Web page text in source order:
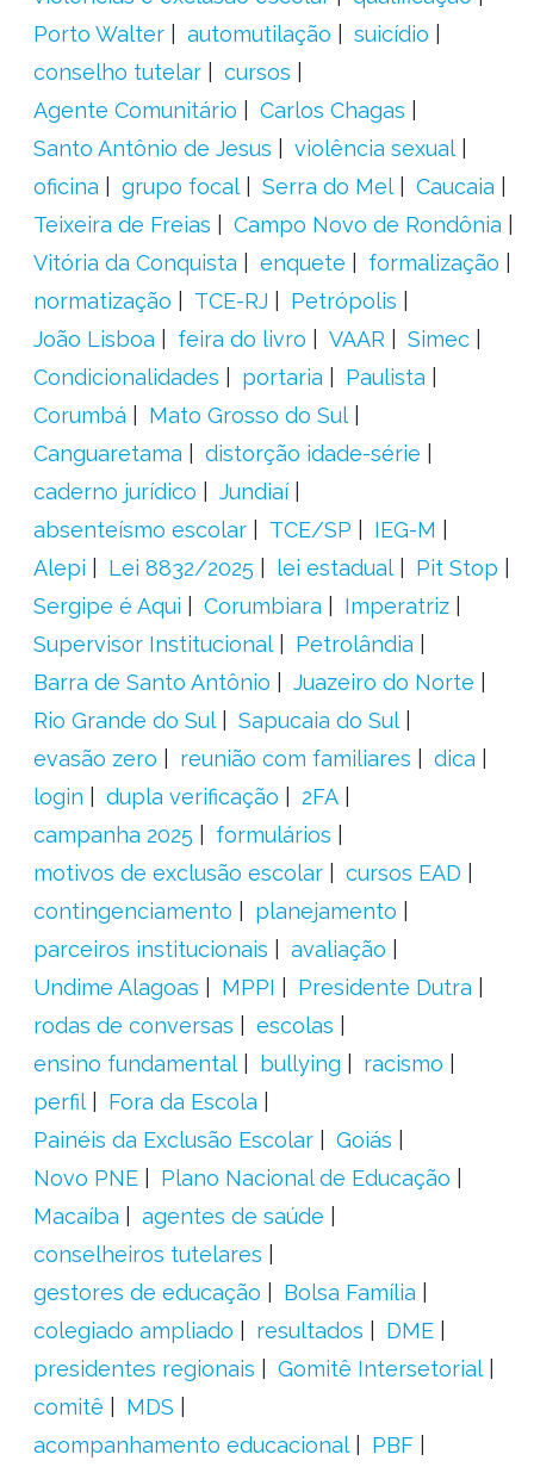
Porto Walter
automutilação
suicídio
conselho tutelar
cursos
Agente Comunitário
Carlos Chagas
Santo Antônio de Jesus
violência sexual
oficina
grupo focal Serra do Mel
Caucaia
Teixeira de Freias
Campo Novo de Rondônia
Vitória da Conquista
enquete
formalização
normatização
TCE-RJ
Petrópolis
João Lisboa
feira do livro VAAR
Simec
Condicionalidades
portaria
Paulista
Corumbá
Mato Grosso do Sul
Canguaretama
distorção idade-série
caderno jurídico
Jundiaí
absenteísmo escolar
TCE/SP
IEG-M
Alepi
Lei 8832/2025 lei estadual
Pit Stop
Sergipe é Aqui
Corumbiara
Imperatriz
Supervisor Institucional
Petrolândia
Barra de Santo Antônio
Juazeiro do Norte
Rio Grande do Sul
Sapucaia do Sul
evasão zero
reunião com familiares
dica
login
dupla verificação
2FA
campanha 2025
formulários
motivos de exclusão escolar
cursos EAD
contingenciamento
planejamento
parceiros institucionais
avaliação
Undime Alagoas
MPPI
Presidente Dutra
rodas de conversas
escolas
ensino fundamental
bullying
racismo
perfil
Fora da Escola
Painéis da Exclusão Escolar
Goiás
Novo PNE
Plano Nacional de Educação
Macaíba
agentes de saúde
conselheiros tutelares
gestores de educação
Bolsa Família
colegiado ampliado
resultados
DME
presidentes regionais
Gomitê Intersetorial
comitê
MDS
acompanhamento educacional
PBF